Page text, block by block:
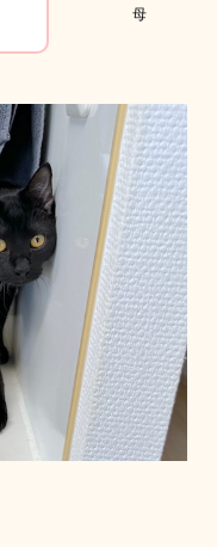
母